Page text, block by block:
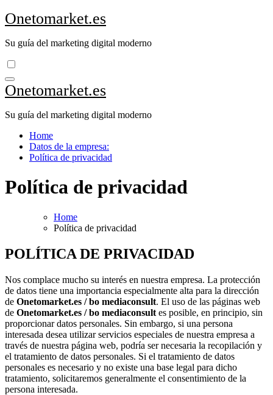
Zum
Inhalt
Onetomarket.es
Su guía del marketing digital moderno
Onetomarket.es
Su guía del marketing digital moderno
Home
Datos de la empresa:
Política de privacidad
Política de privacidad
Home
Política de privacidad
POLÍTICA DE PRIVACIDAD
Nos complace mucho su interés en nuestra empresa. La protección
de datos tiene una importancia especialmente alta para la dirección
de Onetomarket.es / bo mediaconsult. El uso de las páginas web
de Onetomarket.es / bo mediaconsult es posible, en principio, sin
proporcionar datos personales. Sin embargo, si una persona
interesada desea utilizar servicios especiales de nuestra empresa a
través de nuestra página web, podría ser necesaria la recopilación y
el tratamiento de datos personales. Si el tratamiento de datos
personales es necesario y no existe una base legal para dicho
tratamiento, solicitaremos generalmente el consentimiento de la
persona interesada.